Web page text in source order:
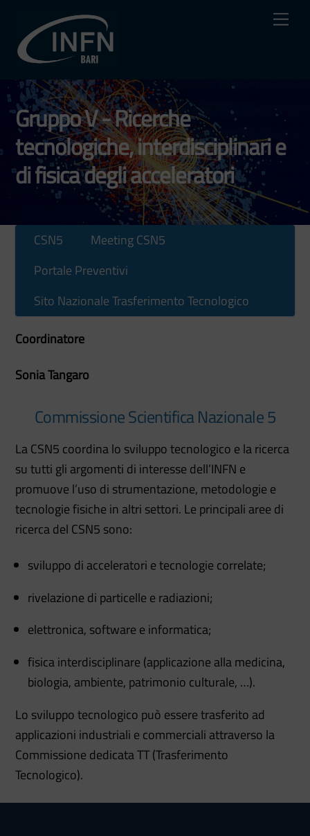
content
Gruppo V - Ricerche
tecnologiche, interdisciplinari e
di fisica degli acceleratori
CSN5
Meeting CSN5
Portale Preventivi
Sito Nazionale Trasferimento Tecnologico
Coordinatore
Sonia Tangaro
Commissione Scientifica Nazionale 5
La CSN5 coordina lo sviluppo tecnologico e la ricerca
su tutti gli argomenti di interesse dell’INFN e
promuove l’uso di strumentazione, metodologie e
tecnologie fisiche in altri settori. Le principali aree di
ricerca del CSN5 sono:
sviluppo di acceleratori e tecnologie correlate;
rivelazione di particelle e radiazioni;
elettronica, software e informatica;
fisica interdisciplinare (applicazione alla medicina,
biologia, ambiente, patrimonio culturale, …).
Lo sviluppo tecnologico può essere trasferito ad
applicazioni industriali e commerciali attraverso la
Commissione dedicata TT (Trasferimento
Tecnologico).